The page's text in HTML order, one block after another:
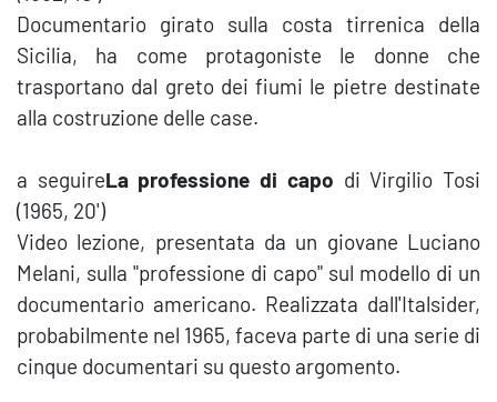
Documentario girato sulla costa tirrenica della
Sicilia, ha come protagoniste le donne che
trasportano dal greto dei fiumi le pietre destinate
alla costruzione delle case.
a seguireLa professione di capo di Virgilio Tosi
(1965, 20')
Video lezione, presentata da un giovane Luciano
Melani, sulla "professione di capo" sul modello di un
documentario americano. Realizzata dall'Italsider,
probabilmente nel 1965, faceva parte di una serie di
cinque documentari su questo argomento.